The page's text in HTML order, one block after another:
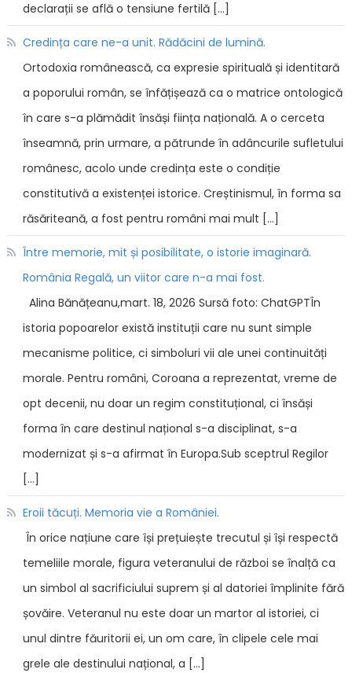
declarații se află o tensiune fertilă […]
Credința care ne-a unit. Rădăcini de lumină.
Ortodoxia românească, ca expresie spirituală și identitară
a poporului român, se înfățișează ca o matrice ontologică
în care s-a plămădit însăși ființa națională. A o cerceta
înseamnă, prin urmare, a pătrunde în adâncurile sufletului
românesc, acolo unde credința este o condiție
constitutivă a existenței istorice. Creștinismul, în forma sa
răsăriteană, a fost pentru români mai mult […]
Între memorie, mit și posibilitate, o istorie imaginară.
România Regală, un viitor care n-a mai fost.
Alina Bănățeanu,mart. 18, 2026 Sursă foto: ChatGPTÎn
istoria popoarelor există instituții care nu sunt simple
mecanisme politice, ci simboluri vii ale unei continuități
morale. Pentru români, Coroana a reprezentat, vreme de
opt decenii, nu doar un regim constituțional, ci însăși
forma în care destinul național s-a disciplinat, s-a
modernizat și s-a afirmat în Europa.Sub sceptrul Regilor
[…]
Eroii tăcuți. Memoria vie a României.
În orice națiune care își prețuiește trecutul și își respectă
temeliile morale, figura veteranului de război se înalță ca
un simbol al sacrificiului suprem și al datoriei împlinite fără
șovăire. Veteranul nu este doar un martor al istoriei, ci
unul dintre făuritorii ei, un om care, în clipele cele mai
grele ale destinului național, a […]